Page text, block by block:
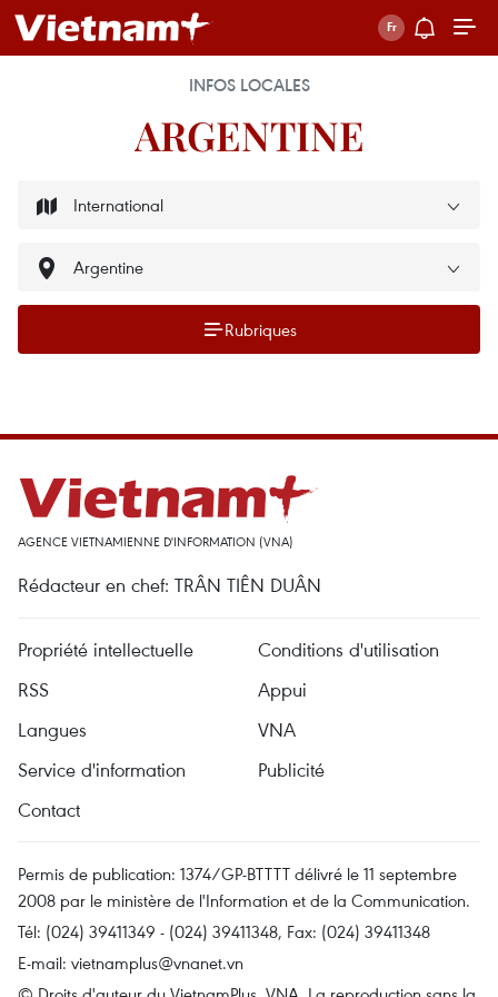
INFOS LOCALES
ARGENTINE
Rubriques
AGENCE VIETNAMIENNE D'INFORMATION (VNA)
Rédacteur en chef: TRÂN TIÊN DUÂN
Propriété intellectuelle
Conditions d'utilisation
RSS
Appui
Langues
VNA
Service d'information
Publicité
Contact
Permis de publication: 1374/GP-BTTTT délivré le 11 septembre
2008 par le ministère de l'Information et de la Communication.
Tél: (024) 39411349 - (024) 39411348, Fax: (024) 39411348
E-mail: vietnamplus@vnanet.vn